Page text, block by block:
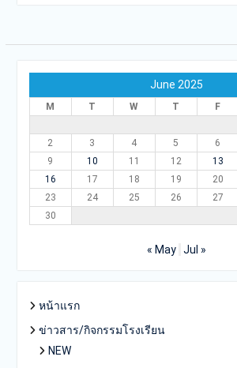
June 2025
M T W T F
2
3 4 5 6
9
10 11 12 13
16
17 18 19 20
23
24 25 26 27
30
« May Jul »
หน้าแรก
ข่าวสาร/กิจกรรมโรงเรียน
NEW